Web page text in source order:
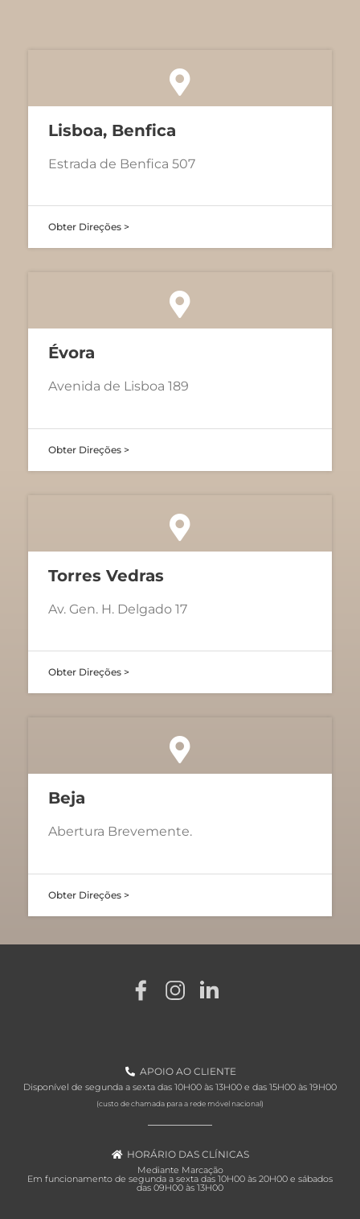
Lisboa, Benfica
Estrada de Benfica 507
Obter Direções >
Évora
Avenida de Lisboa 189
Obter Direções >
Torres Vedras
Av. Gen. H. Delgado 17
Obter Direções >
Beja
Abertura Brevemente.
Obter Direções >
APOIO AO CLIENTE
Disponível de segunda a sexta das 10H00 às 13H00 e das 15H00 às 19H00
(custo de chamada para a rede móvel nacional)
HORÁRIO DAS CLÍNICAS
Mediante Marcação
Em funcionamento de segunda a sexta das 10H00 às 20H00 e sábados
das 09H00 às 13H00